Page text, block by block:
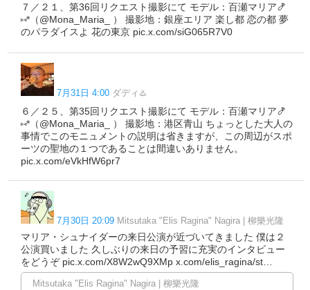
７／２１、第36回リクエスト撮影にて モデル：百瀬マリア🍤
⑅*（@Mona_Maria_ ） 撮影地：銀座エリア 楽し都 恋の都 夢
のパラダイスよ 花の東京 pic.x.com/siG065R7V0
7月31日 4:00 ダディ♨️
６／２５、第35回リクエスト撮影にて モデル：百瀬マリア🍤
⑅*（@Mona_Maria_ ） 撮影地：港区青山 ちょっとした大人の
事情でこのモニュメントの説明は省きますが、この周辺がスポ
ーツの聖地の１つであることは間違いありません。
pic.x.com/eVkHfW6pr7
7月30日 20:09 Mitsutaka "Elis Ragina" Nagira | 柳樂光隆
マリア・シュナイダーの来日公演が近づいてきました 僕は２
公演買いました 久しぶりの来日の予習に充実のインタビュー
をどうぞ pic.x.com/X8W2wQ9XMp x.com/elis_ragina/st…
Mitsutaka "Elis Ragina" Nagira | 柳樂光隆